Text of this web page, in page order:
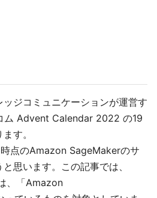
ジコミュニケーションが運営す
ム Advent Calendar 2022 の19
す。
点のAmazon SageMakerのサ
思います。この記事では、
、「Amazon